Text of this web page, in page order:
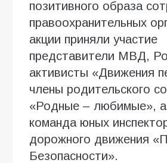
позитивного образа
правоохранительных
акции приняли участие
представители МВД,
активисты «Движения
члены родительского
«Родные – любимые»,
команда юных
дорожного движения
Безопасности».